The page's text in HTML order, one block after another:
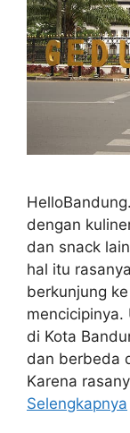
dengan
dan snack
hal itu
berkunjung
mencicipinya.
di Kota
dan berbeda
Karena
Selengkapnya